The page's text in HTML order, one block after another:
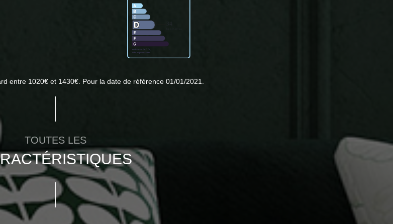
entre 1020€ et 1430€. Pour la date de référence 01/01/2021.
TOUTES LES